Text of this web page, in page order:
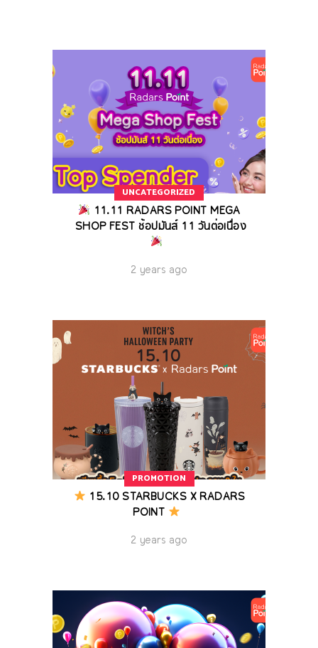
UNCATEGORIZED
11.11 RADARS POINT MEGA
SHOP FEST ช้อปมันส์ 11 วันต่อเนื่อง
2 years ago
PROMOTION
15.10 STARBUCKS X RADARS
POINT
2 years ago